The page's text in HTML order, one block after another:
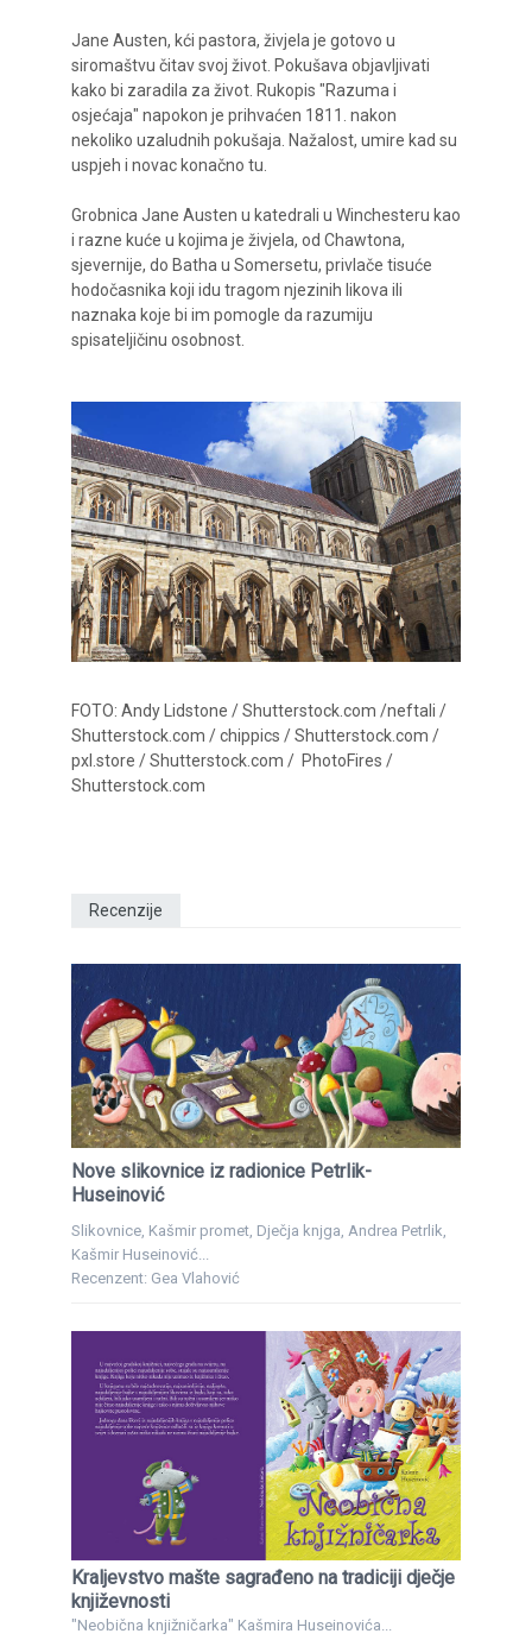
Jane Austen, kći pastora, živjela je gotovo u
siromaštvu čitav svoj život. Pokušava objavljivati
kako bi zaradila za život. Rukopis "Razuma i
osjećaja" napokon je prihvaćen 1811. nakon
nekoliko uzaludnih pokušaja. Nažalost, umire kad su
uspjeh i novac konačno tu.
Grobnica Jane Austen u katedrali u Winchesteru kao
i razne kuće u kojima je živjela, od Chawtona,
sjevernije, do Batha u Somersetu, privlače tisuće
hodočasnika koji idu tragom njezinih likova ili
naznaka koje bi im pomogle da razumiju
spisateljičinu osobnost.
FOTO: Andy Lidstone / Shutterstock.com /neftali /
Shutterstock.com / chippics / Shutterstock.com /
pxl.store / Shutterstock.com / PhotoFires /
Shutterstock.com
Recenzije
Nove slikovnice iz radionice Petrlik-
Huseinović
Slikovnice, Kašmir promet, Dječja knjga, Andrea Petrlik,
Kašmir Huseinović...
Recenzent: Gea Vlahović
Kraljevstvo mašte sagrađeno na tradiciji dječje
književnosti
"Neobična knjižničarka" Kašmira Huseinovića...